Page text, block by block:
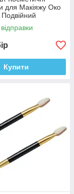
для Макіяжу Око
Подвійний
Купити